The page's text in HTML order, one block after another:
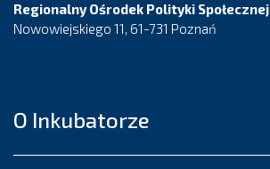
Regionalny Ośrodek Polityki Społecznej
Nowowiejskiego 11, 61-731 Poznań
O Inkubatorze